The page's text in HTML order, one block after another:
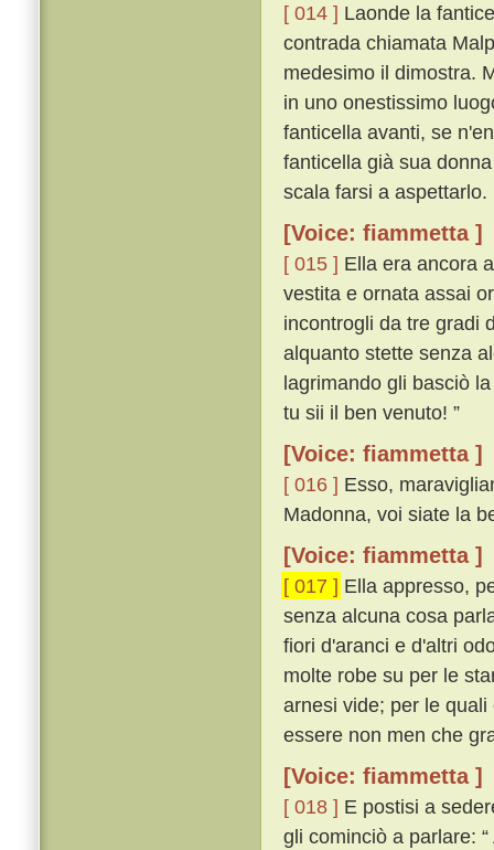
[ 014 ] Laonde la
contrada chiamata
medesimo il dimostra.
in uno onestissimo
fanticella avanti, se
fanticella già sua
scala farsi a aspettarlo.
[Voice: fiammetta ]
[ 015 ] Ella era ancora
vestita e ornata assai
incontrogli da tre gradi
alquanto stette senza
lagrimando gli basciò
tu sii il ben venuto! ”
[Voice: fiammetta ]
[ 016 ] Esso,
Madonna, voi siate la
[Voice: fiammetta ]
[ 017 ] Ella appresso,
senza alcuna cosa
fiori d'aranci e d'altri
molte robe su per le
arnesi vide; per le
essere non men che
[Voice: fiammetta ]
[ 018 ] E postisi a
gli cominciò a parlare: